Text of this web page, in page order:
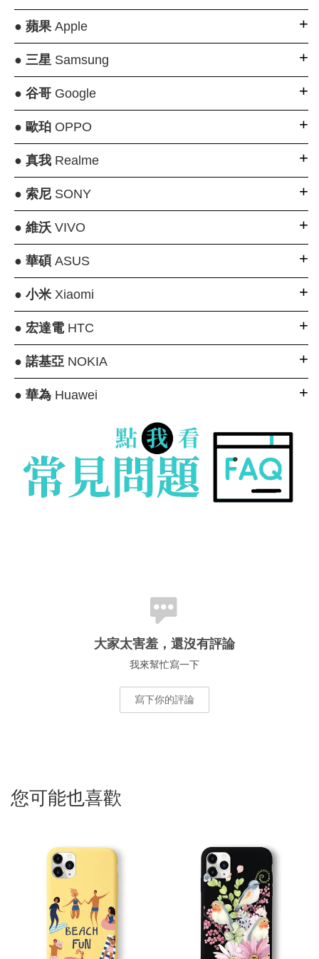
● 蘋果Apple
● 三星Samsung
● 谷哥Google
● 歐珀OPPO
● 真我Realme
● 索尼SONY
● 維沃VIVO
● 華碩 ASUS
● 小米Xiaomi
● 宏達電HTC
● 諾基亞NOKIA
● 華為Huawei
大家太害羞，還沒有評論
我來幫忙寫一下
寫下你的評論
您可能也喜歡